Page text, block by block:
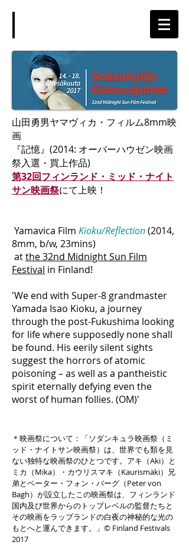
山田勇男ヤマヴィカ・フィルム8mm映
画
『記憶』(2014: オーバーハウゼン映画
祭入選・買上作品)
第32回フィンランド・ミッド・ナイト
サン映画祭にて上映！
Yamavica Film Kioku/Reflection(2014,
8mm, b/w, 23mins)
atthe 32nd Midnight Sun Film
Festival in Finland!
'We end with Super-8 grandmaster
Yamada Isao Kioku, a journey
through the post-Fukushima looking
for life where supposedly none shall
be found. His eerily silent sights
suggest the horrors of atomic
poisoning – as well as a pantheistic
spirit eternally defying even the
worst of human follies. (OM)'
＊映画祭について：「ソダンキュラ映画祭（ミ
ッド・ナイトサン映画祭）は、世界でも類を見
ない独特な映画祭のひとつです。アキ（Aki）と
ミカ（Mika）・カウリスマキ（Kaurismäki）兄
弟とペーター・フォン・バーグ（Peter von
Bagh）が設立したこの映画祭は、フィンランド
国内及び世界からのトップレベルの監督たちと
その映画をラップランドの白夜の神秘的な光の
もとへと運んできます。」© Finland Festivals
2017